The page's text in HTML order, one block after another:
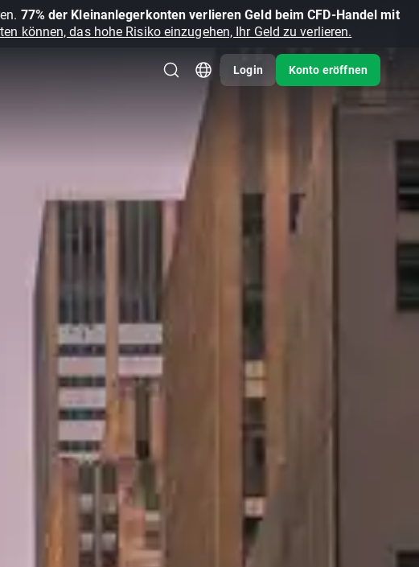
77% der Kleinanlegerkonten verlieren Geld beim CFD-Handel mit
können, das hohe Risiko einzugehen, Ihr Geld zu verlieren.
Login Konto eröffnen